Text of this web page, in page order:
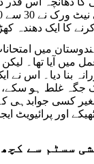
کا ایک دھندہ
میں
عمل میں آیا تھا۔
بنا دیا۔ اس نے
غلط ہو سکے،
بغیر کسی جوابدہی
اور پرائیویٹ
سسٹم سے